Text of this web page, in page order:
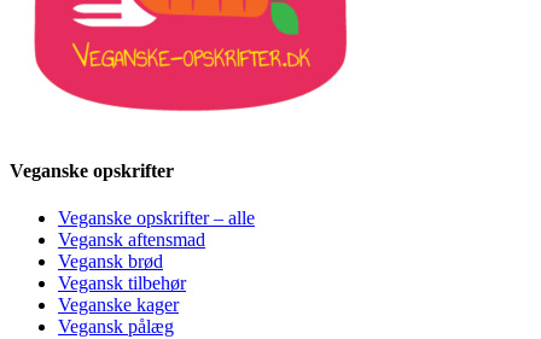
Veganske opskrifter
Veganske opskrifter – alle
Vegansk aftensmad
Vegansk brød
Vegansk tilbehør
Veganske kager
Vegansk pålæg